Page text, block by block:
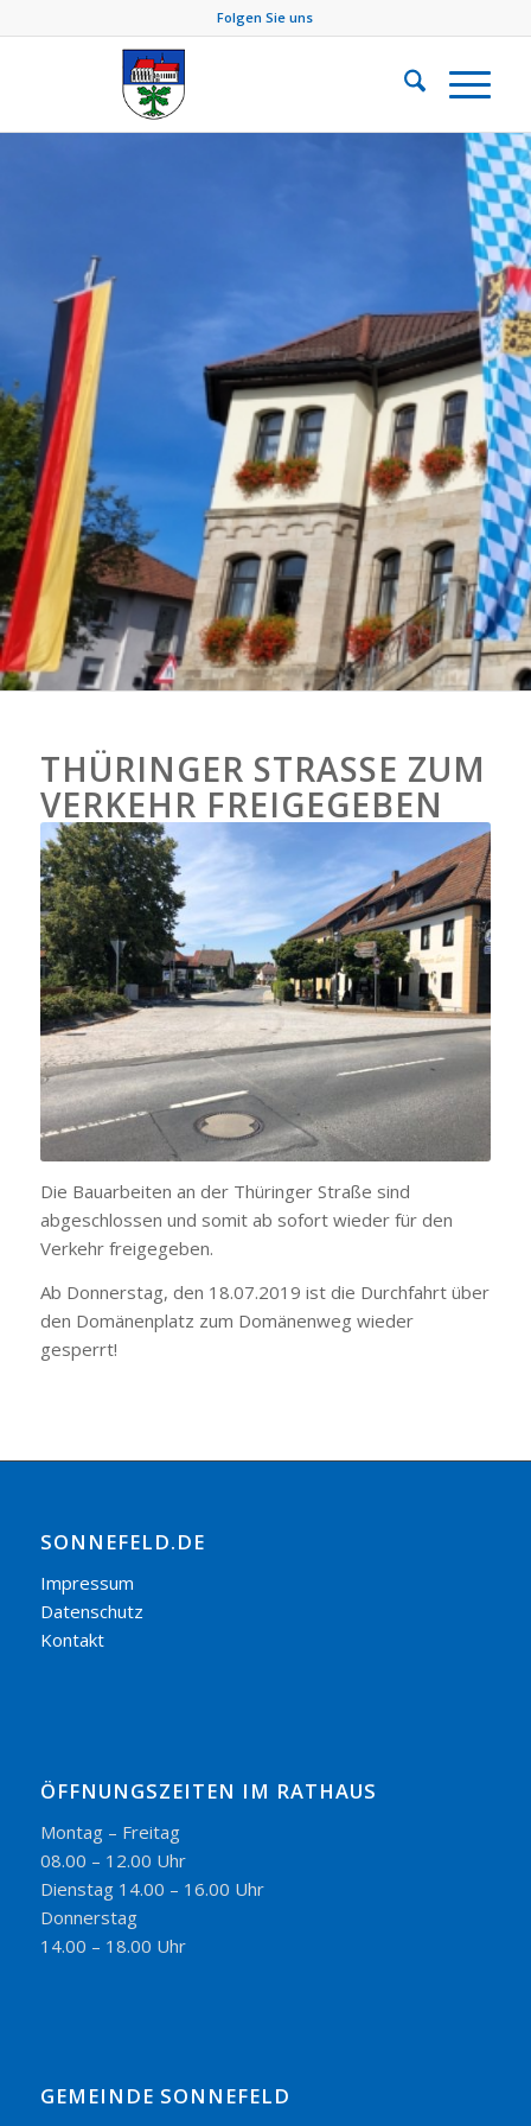
Folgen Sie uns
THÜRINGER STRASSE ZUM V
ERKEHR FREIGEGEBEN
Die Bauarbeiten an der Thüringer Straße sind
abgeschlossen und somit ab sofort wieder für den
Verkehr freigegeben.
Ab Donnerstag, den 18.07.2019 ist die Durchfahrt über
den Domänenplatz zum Domänenweg wieder
gesperrt!
SONNEFELD.DE
Impressum
Datenschutz
Kontakt
ÖFFNUNGSZEITEN IM RATHAUS
Montag – Freitag
08.00 – 12.00 Uhr
Dienstag 14.00 – 16.00 Uhr
Donnerstag
14.00 – 18.00 Uhr
GEMEINDE SONNEFELD